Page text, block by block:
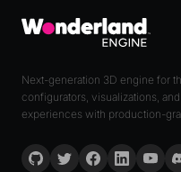
Next-generation 3D engine for
configurators, visualizations,
experiences with production-